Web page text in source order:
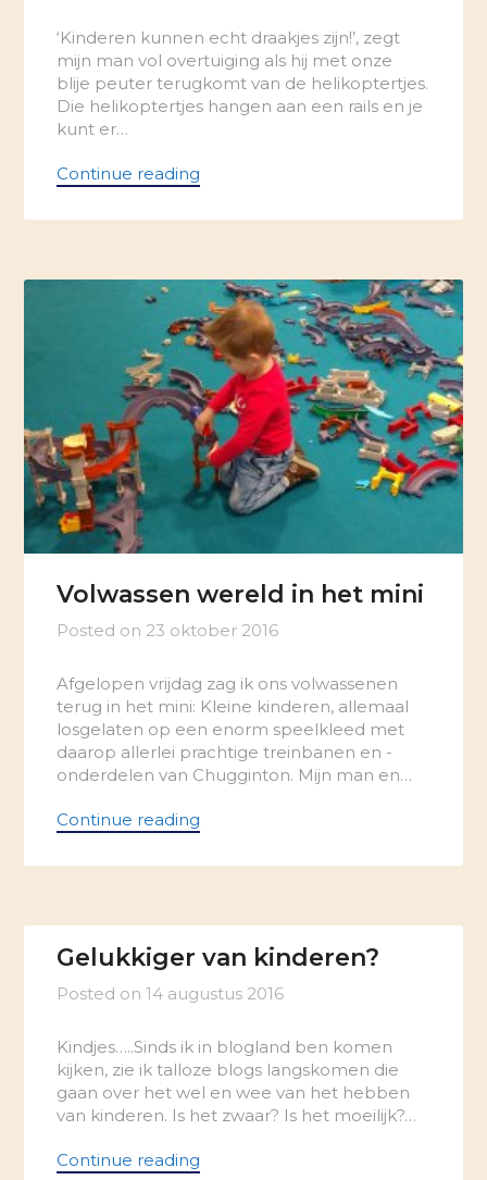
‘Kinderen kunnen echt draakjes zijn!’, zegt
mijn man vol overtuiging als hij met onze
blije peuter terugkomt van de helikoptertjes.
Die helikoptertjes hangen aan een rails en je
kunt er…
Continue reading
Volwassen wereld in het mini
Posted on 23 oktober 2016
Afgelopen vrijdag zag ik ons volwassenen
terug in het mini: Kleine kinderen, allemaal
losgelaten op een enorm speelkleed met
daarop allerlei prachtige treinbanen en -
onderdelen van Chugginton. Mijn man en…
Continue reading
Gelukkiger van kinderen?
Posted on14 augustus 2016
Kindjes…..Sinds ik in blogland ben komen
kijken, zie ik talloze blogs langskomen die
gaan over het wel en wee van het hebben
van kinderen. Is het zwaar? Is het moeilijk?…
Continue reading